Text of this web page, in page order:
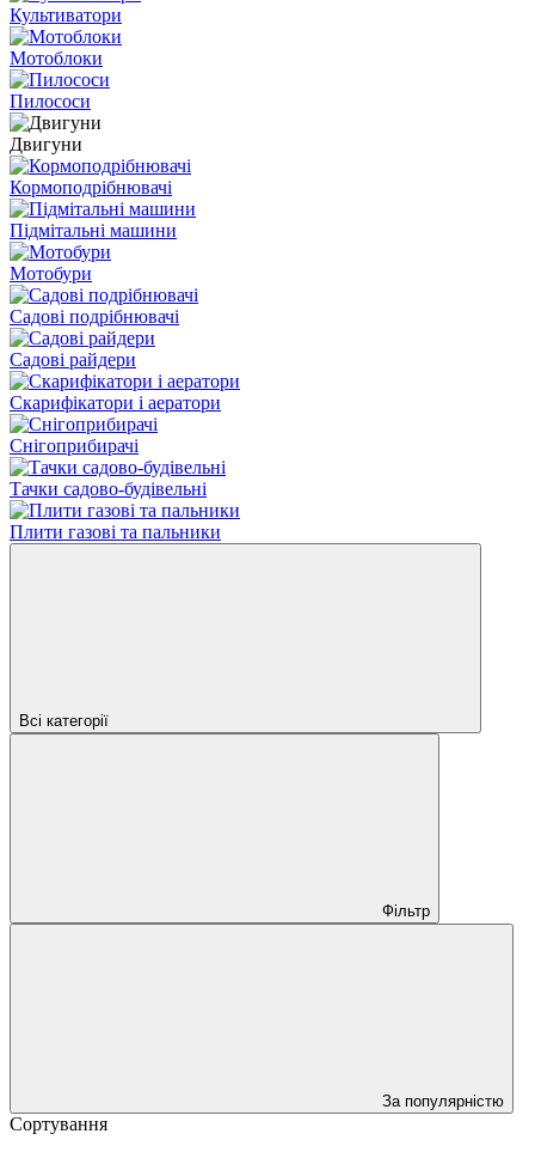
Культиватори
Мотоблоки
Пилососи
Двигуни
Кормоподрібнювачі
Підмітальні машини
Мотобури
Садові подрібнювачі
Садові райдери
Скарифікатори і аератори
Снігоприбирачі
Тачки садово-будівельні
Плити газові та пальники
Всі категорії
Фільтр
За популярністю
Сортування